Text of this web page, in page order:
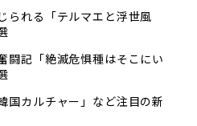
られる「テルマエと浮世風
闘記「絶滅危惧種はそこにい
国カルチャー」など注目の新